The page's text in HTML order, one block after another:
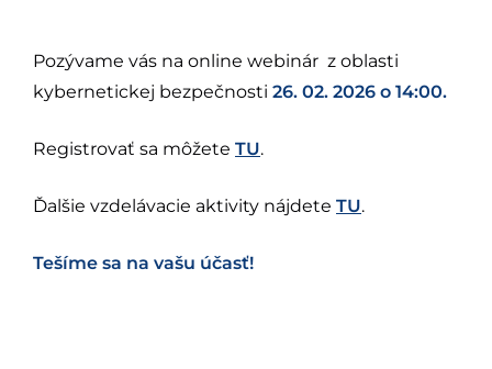
Pozývame vás na online webinár z oblasti
kybernetickej bezpečnosti 26. 02. 2026 o 14:00.
Registrovať sa môžete TU.
Ďalšie vzdelávacie aktivity nájdete TU.
Tešíme sa na vašu účasť!